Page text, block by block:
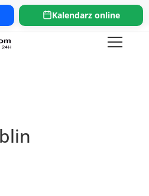
Kalendarz online
bok@elektryk24h.com